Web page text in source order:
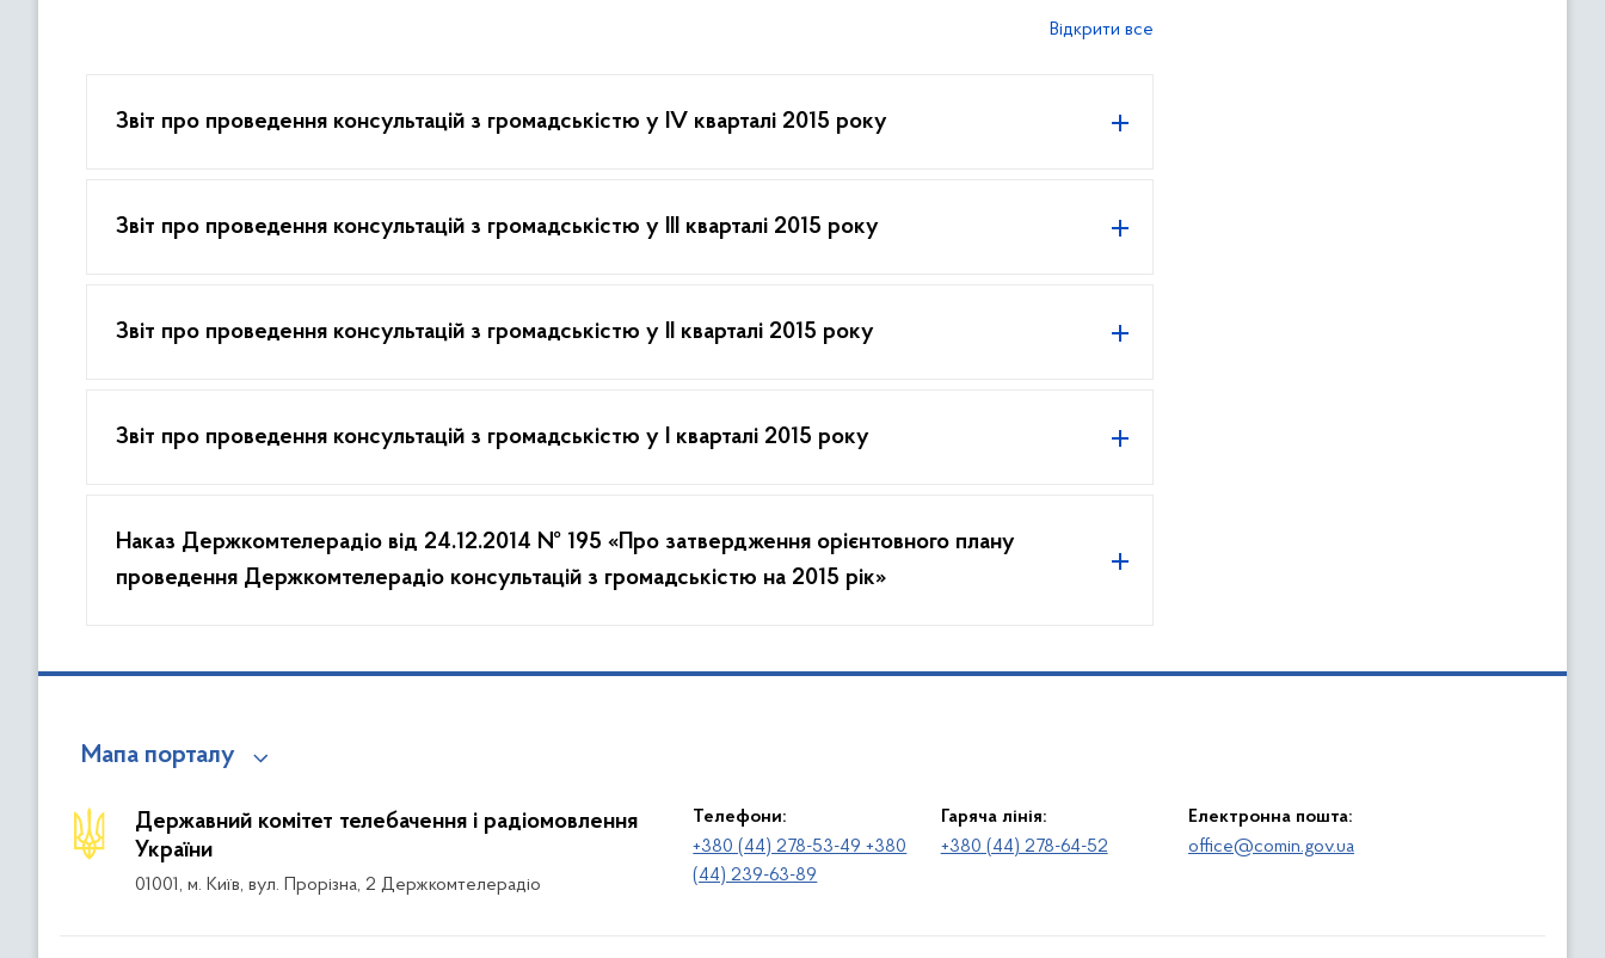
Відкрити все
Звіт про проведення консультацій з громадськістю у ІV кварталі 2015 року
Звіт про проведення консультацій з громадськістю у ІІІ кварталі 2015 року
Звіт про проведення консультацій з громадськістю у ІІ кварталі 2015 року
Звіт про проведення консультацій з громадськістю у І кварталі 2015 року
Наказ Держкомтелерадіо від 24.12.2014 № 195 «Про затвердження орієнтовного плану
проведення Держкомтелерадіо консультацій з громадськістю на 2015 рік»
Мапа порталу
Державний комітет телебачення і радіомовлення
України
01001, м. Київ, вул. Прорізна, 2 Держкомтелерадіо
Телефони:
+380 (44) 278-53-49 +380
(44) 239-63-89
Гаряча лінія:
+380 (44) 278-64-52
Електронна пошта:
office@comin.gov.ua